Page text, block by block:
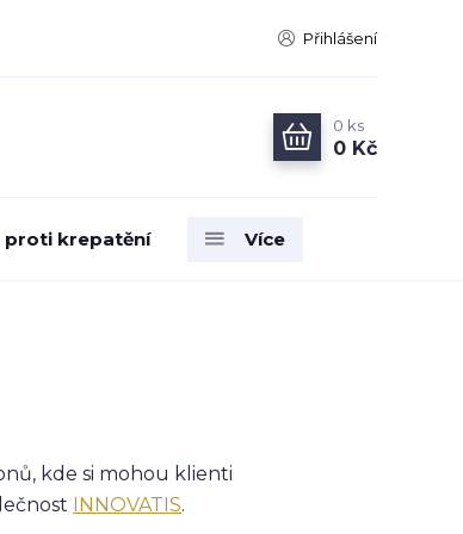
Přihlášení
0 ks
0 Kč
proti krepatění Více
kde si mohou klienti
INNOVATIS.